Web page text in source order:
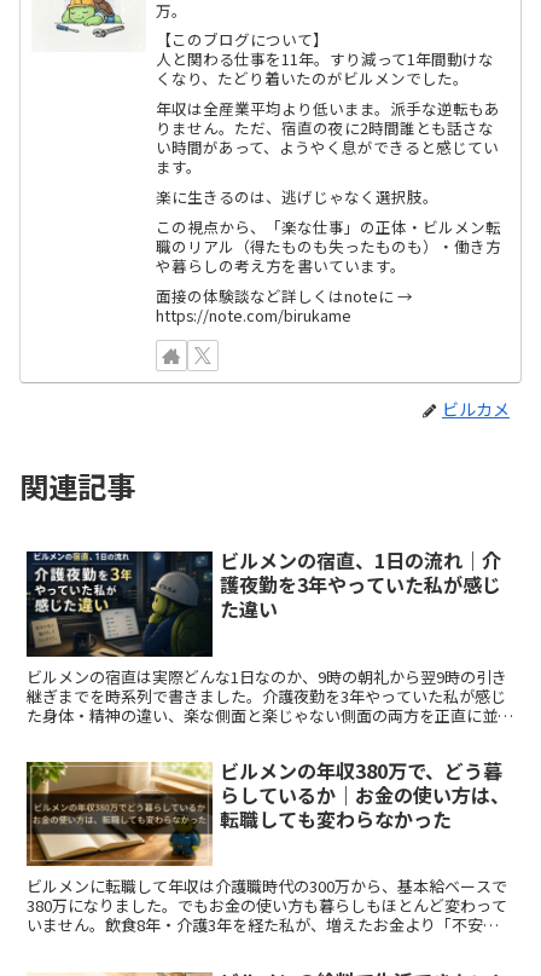
万。
【このブログについて】
人と関わる仕事を11年。すり減って1年間動けな
くなり、たどり着いたのがビルメンでした。
年収は全産業平均より低いまま。派手な逆転もあ
りません。ただ、宿直の夜に2時間誰とも話さな
い時間があって、ようやく息ができると感じてい
ます。
楽に生きるのは、逃げじゃなく選択肢。
この視点から、「楽な仕事」の正体・ビルメン転
職のリアル（得たものも失ったものも）・働き方
や暮らしの考え方を書いています。
面接の体験談など詳しくはnoteに →
https://note.com/birukame
ビルカメ
関連記事
ビルメンの宿直、1日の流れ｜介
護夜勤を3年やっていた私が感じ
た違い
ビルメンの宿直は実際どんな1日なのか、9時の朝礼から翌9時の引き
継ぎまでを時系列で書きました。介護夜勤を3年やっていた私が感じ
た身体・精神の違い、楽な側面と楽じゃない側面の両方を正直に並べ
ビルメンの年収380万で、どう暮
らしているか｜お金の使い方は、
転職しても変わらなかった
ビルメンに転職して年収は介護職時代の300万から、基本給ベースで
380万になりました。でもお金の使い方も暮らしもほとんど変わって
いません。飲食8年・介護3年を経た私が、増えたお金より「不安が